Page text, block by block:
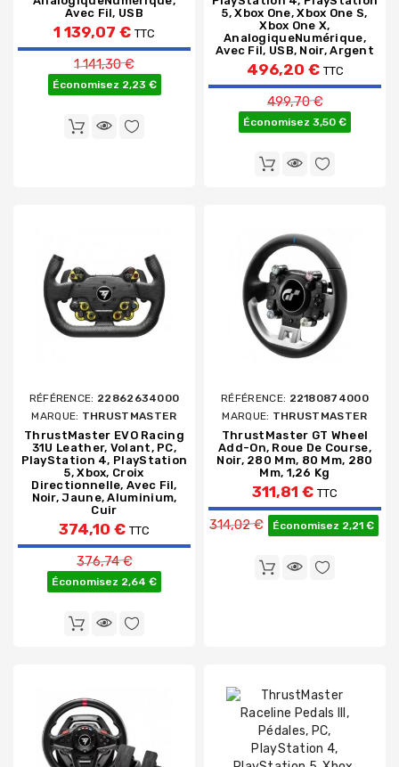
Avec Fil, USB
1 139,07 € TTC
Prix de base
1 141,30 €
Économisez 2,23 €
5, Xbox One, Xbox One S,
Xbox One X,
AnalogiqueNumérique,
Avec Fil, USB, Noir, Argent
496,20 € TTC
Prix de base
499,70 €
Économisez 3,50 €
RÉFÉRENCE: 22862634000
MARQUE: THRUSTMASTER
ThrustMaster EVO Racing
31U Leather, Volant, PC,
PlayStation 4, PlayStation
5, Xbox, Croix
Directionnelle, Avec Fil,
Noir, Jaune, Aluminium,
Cuir
374,10 € TTC
Prix de base
376,74 €
Économisez 2,64 €
RÉFÉRENCE: 22180874000
MARQUE: THRUSTMASTER
ThrustMaster GT Wheel
Add-On, Roue De Course,
Noir, 280 Mm, 80 Mm, 280
Mm, 1,26 Kg
311,81 € TTC
Prix de base
314,02 € Économisez 2,21 €